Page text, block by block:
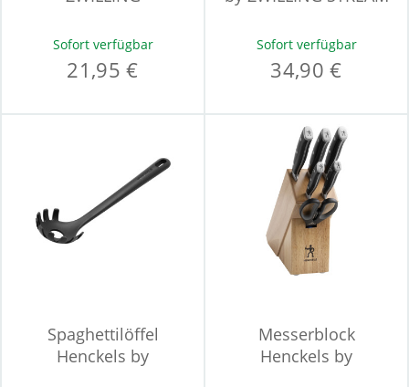
Sofort verfügbar
21,95 €
Sofort verfügbar
34,90 €
Spaghettilöffel
Henckels by
Messerblock
Henckels by